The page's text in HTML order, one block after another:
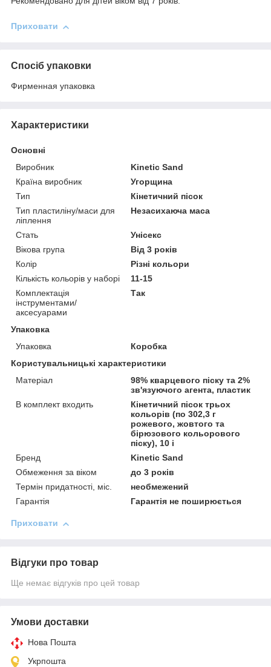
Приховати
Спосіб упаковки
Фирменная упаковка
Характеристики
Основні
Виробник
Kinetic Sand
Країна виробник
Угорщина
Тип
Кінетичний пісок
Тип пластиліну/маси для
ліплення
Незасихаюча маса
Стать
Унісекс
Вікова група
Від 3 років
Колір
Різні кольори
Кількість кольорів у наборі
11-15
Комплектація
інструментами/
аксесуарами
Так
Упаковка
Упаковка
Коробка
Користувальницькі характеристики
Матеріал
98% кварцевого піску та 2%
зв'язуючого агента, пластик
В комплект входить
Кінетичний пісок трьох
кольорів (по 302,3 г
рожевого, жовтого та
бірюзового кольорового
піску), 10 і
Бренд
Kinetic Sand
Обмеження за віком
до 3 років
Термін придатності, міс.
необмежений
Гарантія
Гарантія не поширюється
Приховати
Відгуки про товар
Ще немає відгуків про цей товар
Умови доставки
Нова Пошта
Укрпошта